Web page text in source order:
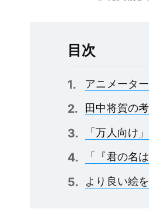
目次
アニメータ
田中将賀の
「万人向け
「『君の名
より良い絵